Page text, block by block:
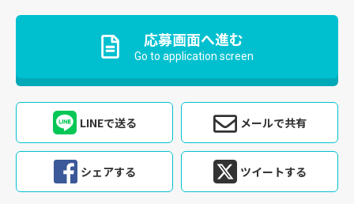
応募画面へ進む
Go to application screen
LINEで送る メールで共有
シェアする ツイートする